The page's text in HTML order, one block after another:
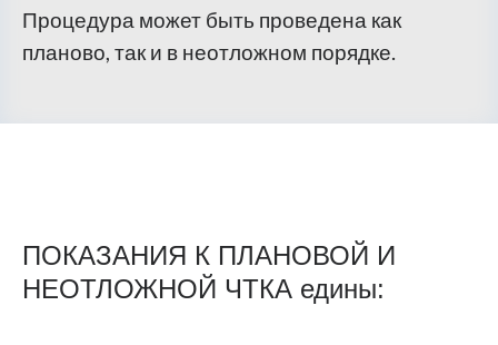
Процедура может быть проведена как
планово, так и в неотложном порядке.
ПОКАЗАНИЯ К ПЛАНОВОЙ И
НЕОТЛОЖНОЙ ЧТКА едины: